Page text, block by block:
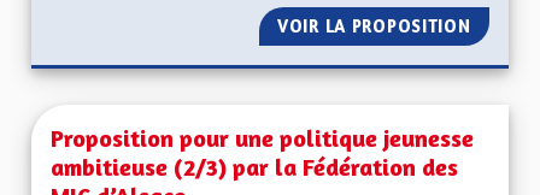
VOIR LA PROPOSITION
Proposition pour une politique jeunesse
ambitieuse (2/3) par la Fédération des